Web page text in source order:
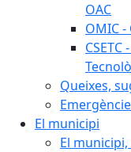
OAC
OMIC
Queixes,
El municipi
El